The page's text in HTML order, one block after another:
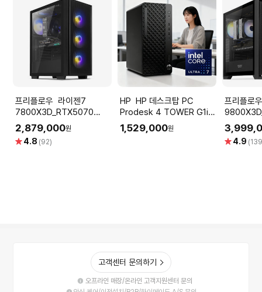
프리플로우 라이젠7
7800X3D_RTX5070
12GB 컴퓨터본체 (ULTRA
GAMING X7 A57L) AMD
게이밍컴퓨터 조립PC
2,879,000원
별 4.8 (92)
HP HP 데스크탑 PC
Prodesk 4 TOWER G1i
울트라7 265 OS미포함
1,529,000원
프리플로우 라이
퓨터본체
GAMING
AMD 게
별 4.9
고객센터 문의하기
오프라인 매장/온라인 고객지원센터 문의